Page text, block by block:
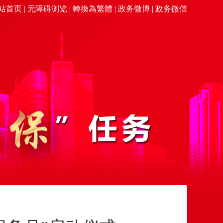
首页 | 无障碍浏览 | 轉換為繁體 | 政务微博 | 政务微信